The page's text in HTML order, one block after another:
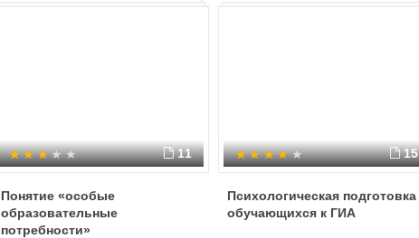
11
Понятие «особые
образовательные
потребности»
15
Психологическая подготовка
обучающихся к ГИА